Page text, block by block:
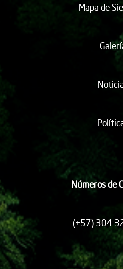
Mapa de
Números de
(+57) 304